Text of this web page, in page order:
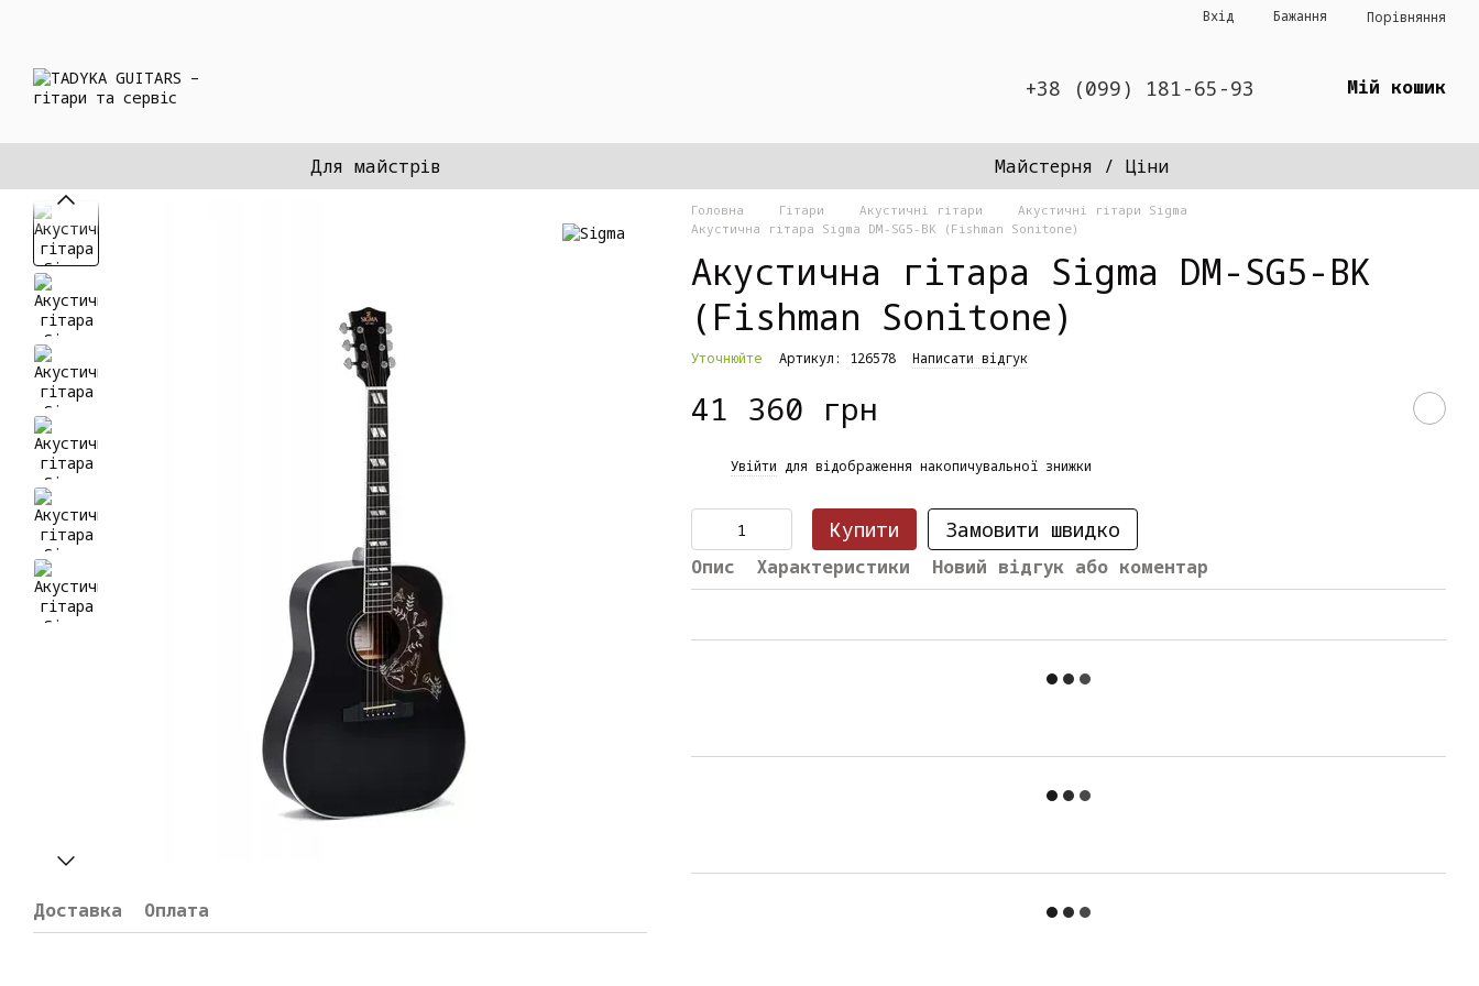
Вхід Бажання Порівняння
+38 (099) 181-65-93 Мій кошик
Для майстрів Майстерня / Ціни
Доставка Оплата
Головна Гітари Акустичні гітари
Акустичні гітари Sigma
Акустична гітара Sigma DM-SG5-BK (Fishman Sonitone)
Акустична гітара Sigma DM-SG5-BK
(Fishman Sonitone)
Уточнюйте Артикул: 126578 Написати відгук
41 360 грн
Увійти для відображення накопичувальної знижки
Купити Замовити швидко
Опис Характеристики Новий відгук або коментар